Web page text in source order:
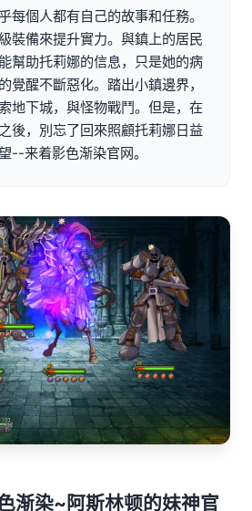
每個人都有自己的故事和任務。
裝備來提升實力。與鎮上的居民
幫助托莉娜的信息，只是她的病
覺醒不斷惡化。踏出小鎮邊界，
地下城，與怪物戰鬥。但是，在
後，別忘了回來照顧托莉娜日益
--来着影色渐染官网。
渐染~阿斯林顿的妹神官